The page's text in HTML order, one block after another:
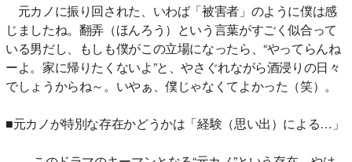
元カノに振り回された、いわば「被害者」のように僕は感
じましたね。翻弄（ほんろう）という言葉がすごく似合って
いる男だし、もしも僕がこの立場になったら、“やってらんね
ーよ。家に帰りたくないよ”と、やさぐれながら酒浸りの日々
でしょうからね～。いやぁ、僕じゃなくてよかった（笑）。
■元カノが特別な存在かどうかは「経験（思い出）による…」